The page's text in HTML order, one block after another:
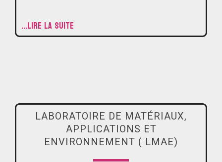
LIRE LA SUITE...
LABORATOIRE DE MATÉRIAUX,
APPLICATIONS ET
ENVIRONNEMENT ( LMAE)